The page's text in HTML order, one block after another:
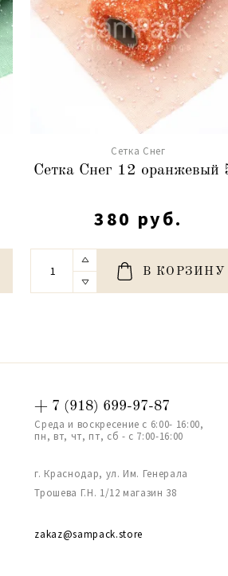
Сетка Снег
Сетка Снег 12 оранжевый
380 руб.
В КОРЗИНУ
+ 7 (918) 699-97-87
Среда и воскресение с 6:00- 16:00,
пн, вт, чт, пт, сб - с 7:00-16:00
г. Краснодар, ул. Им. Генерала
Трошева Г.Н. 1/12 магазин 38
zakaz@sampack.store